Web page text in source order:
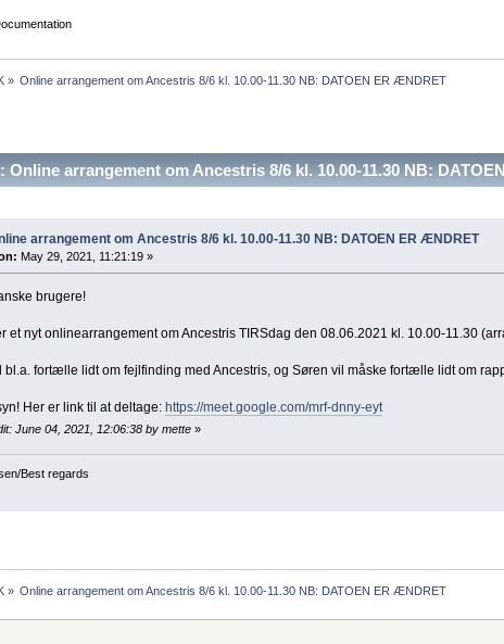
» Online arrangement om Ancestris 8/6 kl. 10.00-11.30 NB: DATOEN ER ÆNDRET
Online arrangement om Ancestris 8/6 kl. 10.00-11.30 NB:
arrangement om Ancestris 8/6 kl. 10.00-11.30 NB: DATOEN ER ÆNDRET
May 29, 2021, 11:21:19 »
brugere!
et nyt onlinearrangement om Ancestris TIRSdag den 08.06.2021 kl. 10.00-11.30
bl.a. fortælle lidt om fejlfinding med Ancestris, og Søren vil måske fortælle lidt om
Her er link til at deltage: https://meet.google.com/mrf-dnny-eyt
June 04, 2021, 12:06:38 by mette»
Best regards
» Online arrangement om Ancestris 8/6 kl. 10.00-11.30 NB: DATOEN ER ÆNDRET